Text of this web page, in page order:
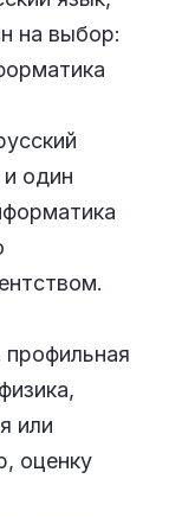
на выбор:
один
или
оценку